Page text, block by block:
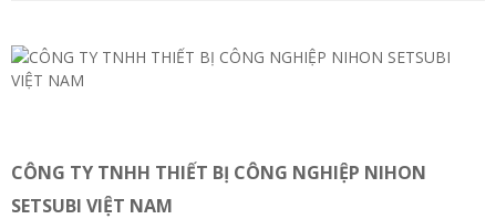
CÔNG TY TNHH THIẾT BỊ CÔNG NGHIỆP NIHON
SETSUBI VIỆT NAM